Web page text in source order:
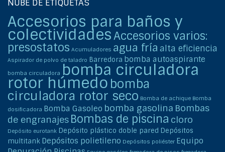
NUBE DE ETIQUETAS
Accesorios para baños y
colectividadesAccesorios varios:
presostatos Acumuladores agua fría alta eficiencia
Aspirador de polvo de taladro Barredora bomba autoaspirante
bomba circuladora bomba circuladora
rotor húmedo bomba
circuladora rotor seco Bomba de achique Bomba
dosificadora Bomba Gasoleo bomba gasolina Bombas
de engranajes Bombas de piscina cloro
Depósito eurotank Depósito plástico doble pared Depósitos
multitank Depósitos polietileno Depósitos poliéster Equipo